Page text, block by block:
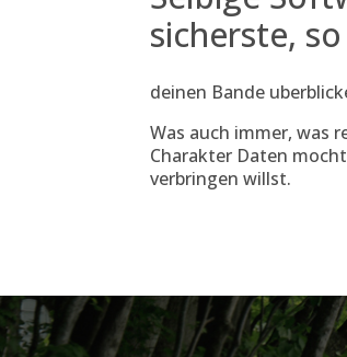
sicherste,
deinen Bande
Was auch immer, was
Charakter Daten
verbringen willst.